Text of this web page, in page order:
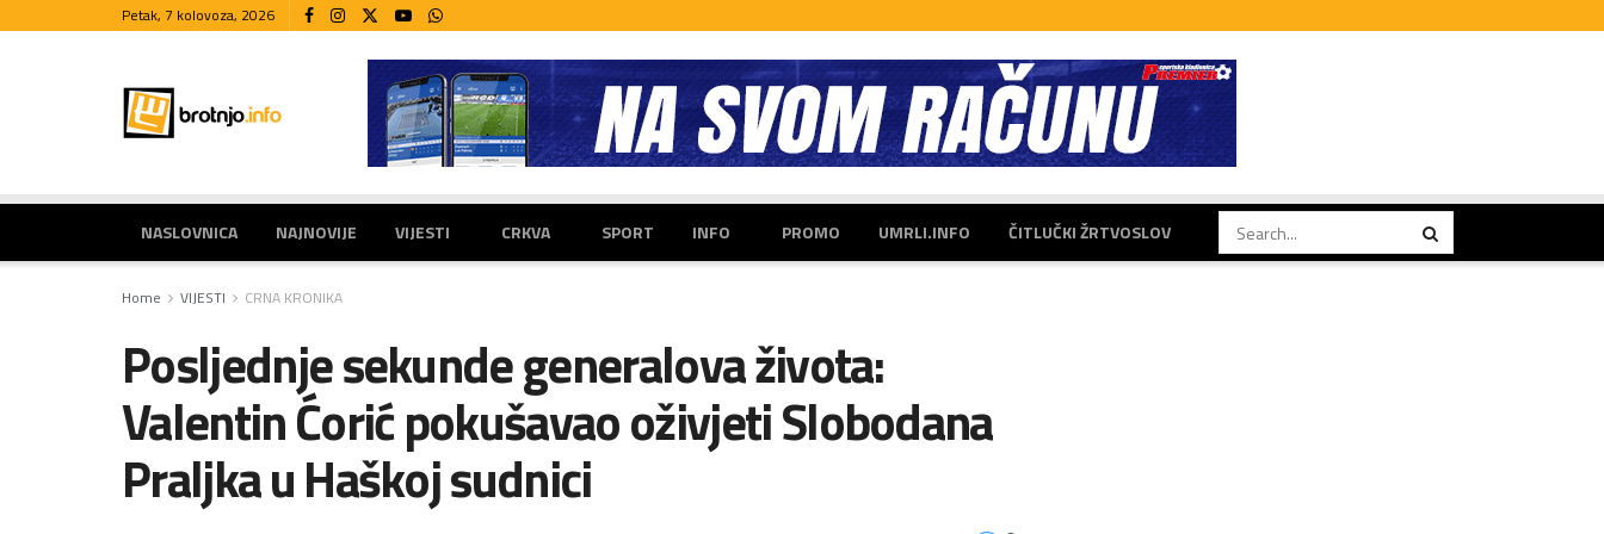
Petak, 7 kolovoza, 2026
NASLOVNICA NAJNOVIJE VIJESTI CRKVA SPORT INFO PROMO UMRLI.INFO ČITLUČKI ŽRTVOSLOV
Home VIJESTI CRNA KRONIKA
Posljednje sekunde generalova života:
Valentin Ćorić pokušavao oživjeti Slobodana
Praljka u Haškoj sudnici